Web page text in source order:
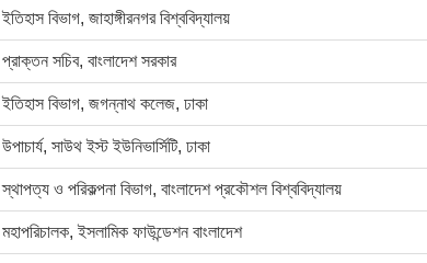
ইতিহাস বিভাগ, জাহাঙ্গীরনগর বিশ্ববিদ্যালয়
প্রাক্তন সচিব, বাংলাদেশ সরকার
ইতিহাস বিভাগ, জগন্নাথ কলেজ, ঢাকা
উপাচার্য, সাউথ ইস্ট ইউনিভার্সিটি, ঢাকা
স্থাপত্য ও পরিকল্পনা বিভাগ, বাংলাদেশ প্রকৌশল বিশ্ববিদ্যালয়
মহাপরিচালক, ইসলামিক ফাউন্ডেশন বাংলাদেশ